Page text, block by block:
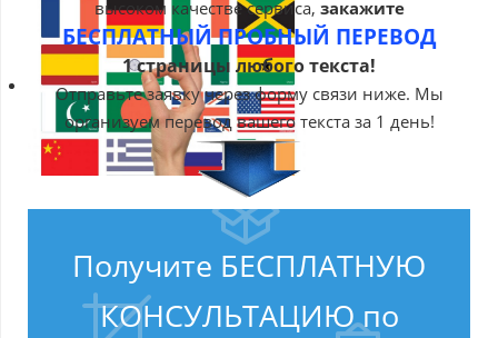
высоком качестве сервиса, закажите
БЕСПЛАТНЫЙ ПРОБНЫЙ ПЕРЕВОД
1 страницы любого текста!
Отправьте заявку через форму связи ниже. Мы
организуем перевод вашего текста за 1 день!
Получите БЕСПЛАТНУЮ
КОНСУЛЬТАЦИЮ по